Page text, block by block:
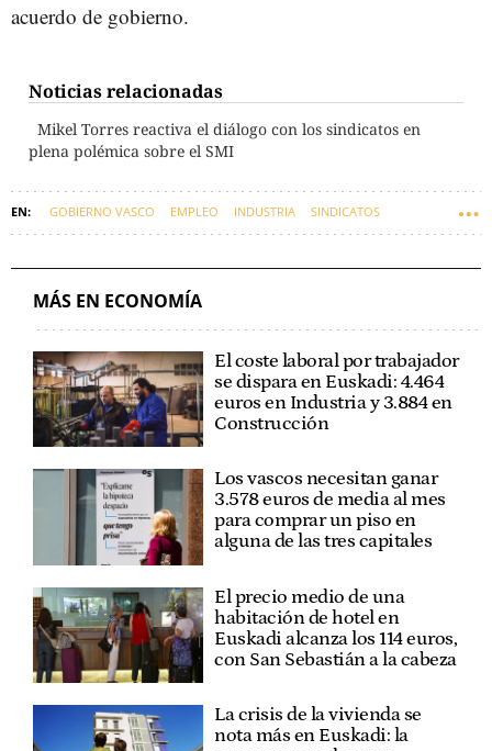
acuerdo de gobierno.
Noticias relacionadas
Mikel Torres reactiva el diálogo con los sindicatos en
plena polémica sobre el SMI
GOBIERNO VASCO EMPLEO INDUSTRIA SINDICATOS
MIKEL TORRES DIÁLOGO SOCIAL
MÁS EN ECONOMÍA
El coste laboral por trabajador
se dispara en Euskadi: 4.464
euros en Industria y 3.884 en
Construcción
Los vascos necesitan ganar
3.578 euros de media al mes
para comprar un piso en
alguna de las tres capitales
El precio medio de una
habitación de hotel en
Euskadi alcanza los 114 euros,
con San Sebastián a la cabeza
La crisis de la vivienda se
nota más en Euskadi: la